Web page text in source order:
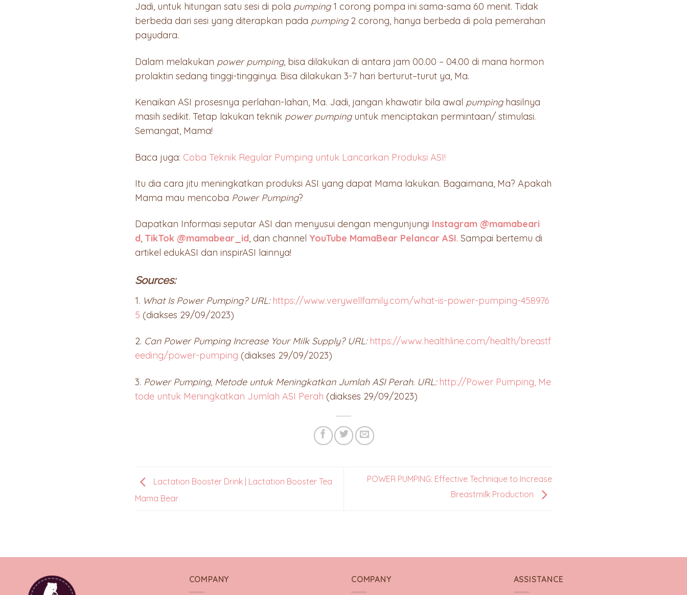
Jadi, untuk hitungan satu sesi di pola pumping1 corong pompa ini sama-sama 60 menit. Tidak
berbeda dari sesi yang diterapkan pada pumping2 corong, hanya berbeda di pola pemerahan
payudara.
Dalam melakukan power pumping, bisa dilakukan di antara jam 00.00 – 04.00 di mana hormon
prolaktin sedang tinggi-tingginya. Bisa dilakukan 3-7 hari berturut–turut ya, Ma.
Kenaikan ASI prosesnya perlahan-lahan, Ma. Jadi, jangan khawatir bila awal pumpinghasilnya
masih sedikit. Tetap lakukan teknik power pumpinguntuk menciptakan permintaan/ stimulasi.
Semangat, Mama!
Baca juga: Coba Teknik Regular Pumping untuk Lancarkan Produksi ASI!
Itu dia cara jitu meningkatkan produksi ASI yang dapat Mama lakukan. Bagaimana, Ma? Apakah
Mama mau mencoba Power Pumping?
Dapatkan Informasi seputar ASI dan menyusui dengan mengunjungi Instagram @mamabeari
d, TikTok @mamabear_id, dan channel YouTube MamaBear Pelancar ASI. Sampai bertemu di
artikel edukASI dan inspirASI lainnya!
Sources:
1. What Is Power Pumping? URL: https://www.verywellfamily.com/what-is-power-pumping-458976
5 (diakses 29/09/2023)
2. Can Power Pumping Increase Your Milk Supply? URL: https://www.healthline.com/health/breastf
eeding/power-pumping (diakses 29/09/2023)
3. Power Pumping, Metode untuk Meningkatkan Jumlah ASI Perah. URL: http://Power Pumping, Me
tode untuk Meningkatkan Jumlah ASI Perah (diakses 29/09/2023)
Lactation Booster Drink | Lactation Booster Tea
Mama Bear
POWER PUMPING: Effective Technique to Increase
Breastmilk Production
COMPANY COMPANY ASSISTANCE